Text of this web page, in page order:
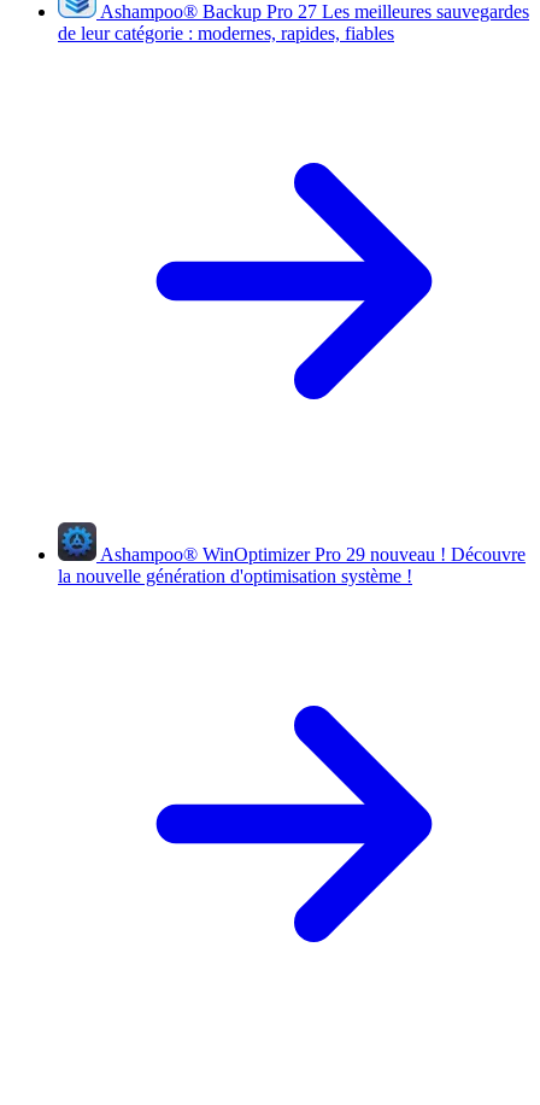
Ashampoo® Backup Pro 27 Les meilleures sauvegardes
de leur catégorie : modernes, rapides, fiables
Ashampoo® WinOptimizer Pro 29 nouveau ! Découvre
la nouvelle génération d'optimisation système !